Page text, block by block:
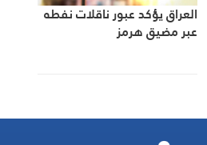
العراق يؤكد عبور ناقلات نفطه
عبر مضيق هرمز